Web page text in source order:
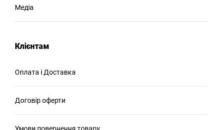
Медіа
Клієнтам
Оплата і Доставка
Договір оферти
Умови повернення товару